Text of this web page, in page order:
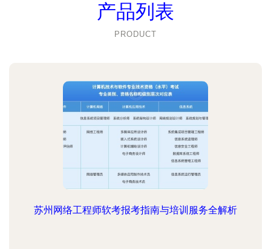
产品列表
PRODUCT
苏州网络工程师软考报考指南与培训服务全解析